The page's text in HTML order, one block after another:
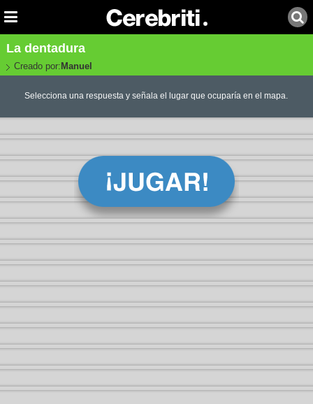
La dentadura
Creado por: Manuel
Selecciona una respuesta y señala el lugar que ocuparía en el mapa.